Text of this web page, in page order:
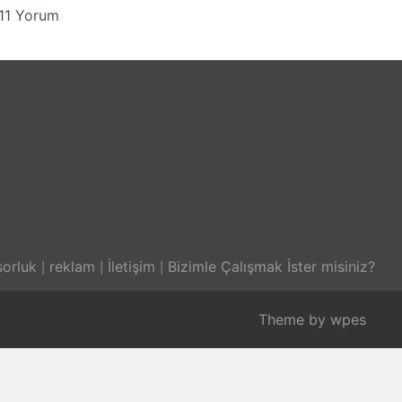
11 Yorum
reklam İletişim Bizimle Çalışmak İster misiniz?
Theme by wpes